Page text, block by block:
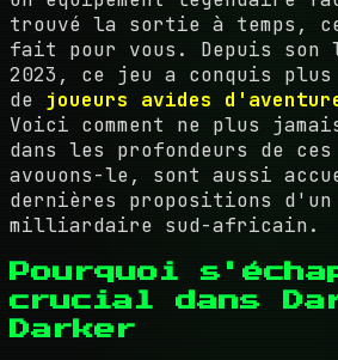
trouvé la sortie à temps,
fait pour vous. Depuis son
2023, ce jeu a conquis
de joueurs avides
Voici comment ne plus
dans les profondeurs de
avouons-le, sont aussi
dernières propositions
milliardaire sud-africain.
Pourquoi
crucial dans
Darker